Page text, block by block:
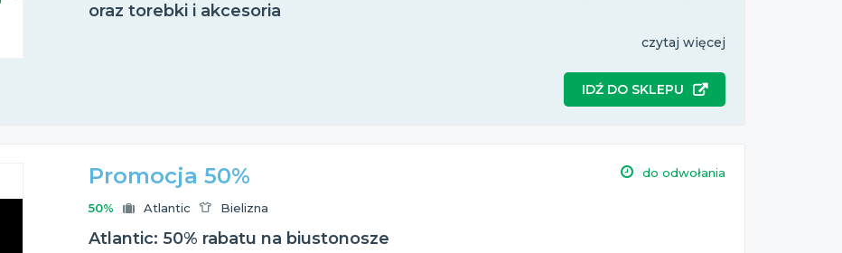
oraz torebki i akcesoria
czytaj więcej
IDŹ DO SKLEPU
Promocja 50% do odwołania
50% Atlantic Bielizna
Atlantic: 50% rabatu na biustonosze